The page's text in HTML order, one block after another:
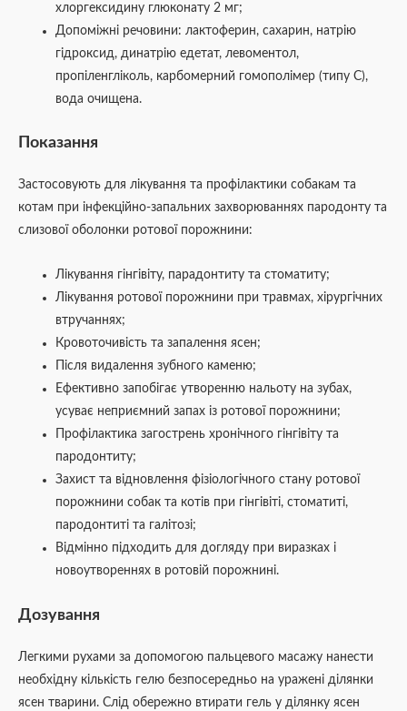
хлоргексидину глюконату 2 мг;
Допоміжні речовини: лактоферин, сахарин, натрію
гідроксид, динатрію едетат, левоментол,
пропіленгліколь, карбомерний гомополімер (типу С),
вода очищена.
Показання
Застосовують для лікування та профілактики собакам та
котам при інфекційно-запальних захворюваннях пародонту та
слизової оболонки ротової порожнини:
Лікування гінгівіту, парадонтиту та стоматиту;
Лікування ротової порожнини при травмах, хірургічних
втручаннях;
Кровоточивість та запалення ясен;
Після видалення зубного каменю;
Ефективно запобігає утворенню нальоту на зубах,
усуває неприємний запах із ротової порожнини;
Профілактика загострень хронічного гінгівіту та
пародонтиту;
Захист та відновлення фізіологічного стану ротової
порожнини собак та котів при гінгівіті, стоматиті,
пародонтиті та галітозі;
Відмінно підходить для догляду при виразках і
новоутвореннях в ротовій порожнині.
Дозування
Легкими рухами за допомогою пальцевого масажу нанести
необхідну кількість гелю безпосередньо на уражені ділянки
ясен тварини. Слід обережно втирати гель у ділянку ясен